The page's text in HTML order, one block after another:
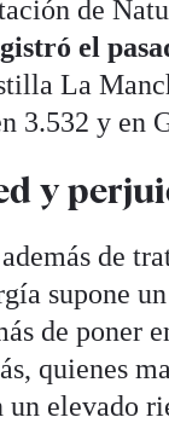
de
el
La
3.532 y en
y
de
supone
de poner
quienes
un elevado